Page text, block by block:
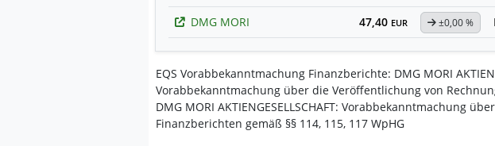
DMG MORI
47,40 EUR ±0,00 %
EQS Vorabbekanntmachung Finanzberichte: DMG MORI
Vorabbekanntmachung über die Veröffentlichung von
DMG MORI AKTIENGESELLSCHAFT: Vorabbekanntmachung
Finanzberichten gemäß §§ 114, 115, 117 WpHG